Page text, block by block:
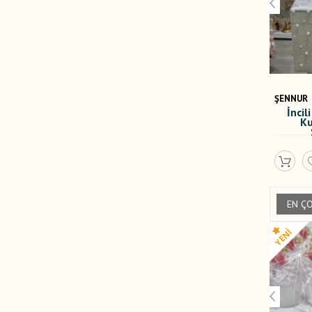
ŞENNUR
EN